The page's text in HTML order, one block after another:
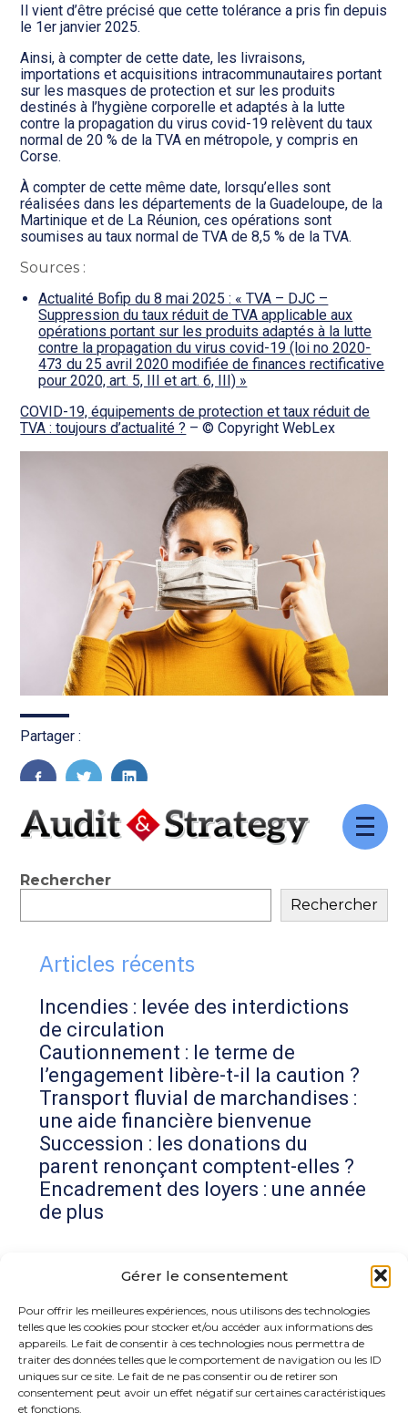
Gérer le consentement
Pour offrir les meilleures expériences, nous utilisons des technologies
telles que les cookies pour stocker et/ou accéder aux informations des
appareils. Le fait de consentir à ces technologies nous permettra de
traiter des données telles que le comportement de navigation ou les ID
uniques sur ce site. Le fait de ne pas consentir ou de retirer son
consentement peut avoir un effet négatif sur certaines caractéristiques
et fonctions.
Aller
Il vient d’être précisé que cette tolérance a pris fin depuis
le 1er janvier 2025.
Ainsi, à compter de cette date, les livraisons,
importations et acquisitions intracommunautaires portant
sur les masques de protection et sur les produits
destinés à l’hygiène corporelle et adaptés à la lutte
contre la propagation du virus covid-19 relèvent du taux
normal de 20 % de la TVA en métropole, y compris en
Corse.
À compter de cette même date, lorsqu’elles sont
réalisées dans les départements de la Guadeloupe, de la
Martinique et de La Réunion, ces opérations sont
soumises au taux normal de TVA de 8,5 % de la TVA.
Sources :
Actualité Bofip du 8 mai 2025 : « TVA – DJC –
Suppression du taux réduit de TVA applicable aux
opérations portant sur les produits adaptés à la lutte
contre la propagation du virus covid-19 (loi no 2020-
473 du 25 avril 2020 modifiée de finances rectificative
pour 2020, art. 5, III et art. 6, III) »
COVID-19, équipements de protection et taux réduit de
TVA : toujours d’actualité ? – © Copyright WebLex
Partager :
Blog
sidebar
Rechercher
Rechercher
Articles récents
Incendies : levée des interdictions
de circulation
Cautionnement : le terme de
l’engagement libère-t-il la caution ?
Transport fluvial de marchandises :
une aide financière bienvenue
Succession : les donations du
parent renonçant comptent-elles ?
Encadrement des loyers : une année
de plus
Commentaires récents
Aucun commentaire à afficher.